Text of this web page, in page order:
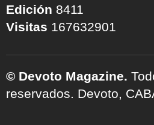
Edición 8411
Visitas 167632901
© Devoto Magazine.
reservados. Devoto,